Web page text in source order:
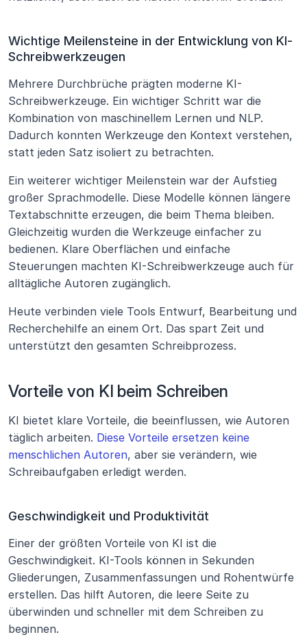
Wichtige Meilensteine in der Entwicklung von KI-
Schreibwerkzeugen
Mehrere Durchbrüche prägten moderne KI-
Schreibwerkzeuge. Ein wichtiger Schritt war die
Kombination von maschinellem Lernen und NLP.
Dadurch konnten Werkzeuge den Kontext verstehen,
statt jeden Satz isoliert zu betrachten.
Ein weiterer wichtiger Meilenstein war der Aufstieg
großer Sprachmodelle. Diese Modelle können längere
Textabschnitte erzeugen, die beim Thema bleiben.
Gleichzeitig wurden die Werkzeuge einfacher zu
bedienen. Klare Oberflächen und einfache
Steuerungen machten KI-Schreibwerkzeuge auch für
alltägliche Autoren zugänglich.
Heute verbinden viele Tools Entwurf, Bearbeitung und
Recherchehilfe an einem Ort. Das spart Zeit und
unterstützt den gesamten Schreibprozess.
Vorteile von KI beim Schreiben
KI bietet klare Vorteile, die beeinflussen, wie Autoren
täglich arbeiten. Diese Vorteile ersetzen keine
menschlichen Autoren, aber sie verändern, wie
Schreibaufgaben erledigt werden.
Geschwindigkeit und Produktivität
Einer der größten Vorteile von KI ist die
Geschwindigkeit. KI-Tools können in Sekunden
Gliederungen, Zusammenfassungen und Rohentwürfe
erstellen. Das hilft Autoren, die leere Seite zu
überwinden und schneller mit dem Schreiben zu
beginnen.